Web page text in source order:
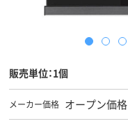
販売単位：1個
メーカー価格 オープン価格